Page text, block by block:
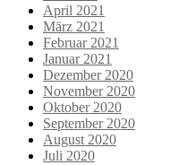
April 2021
März 2021
Februar 2021
Januar 2021
Dezember 2020
November 2020
Oktober 2020
September 2020
August 2020
Juli 2020